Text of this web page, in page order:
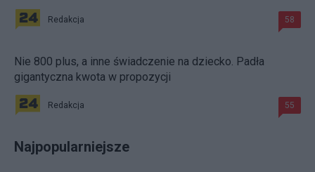
Redakcja 58
Nie 800 plus, a inne świadczenie na dziecko. Padła
gigantyczna kwota w propozycji
Redakcja 55
Najpopularniejsze